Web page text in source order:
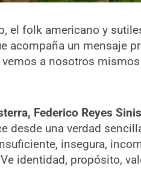
el folk americano y
acompaña un mensaje
a nosotros
Federico Reyes
desde una verdad
insegura,
identidad, propósito,